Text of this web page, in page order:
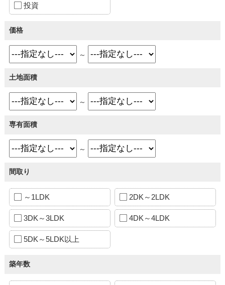
投資
価格
～
土地面積
～
専有面積
～
間取り
～1LDK 2DK～2LDK
3DK～3LDK 4DK～4LDK
5DK～5LDK以上
築年数